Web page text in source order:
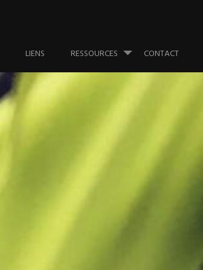
LIENS RESSOURCES CONTACT